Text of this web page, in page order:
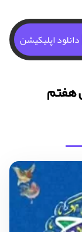
دانلود اپلیکیشن